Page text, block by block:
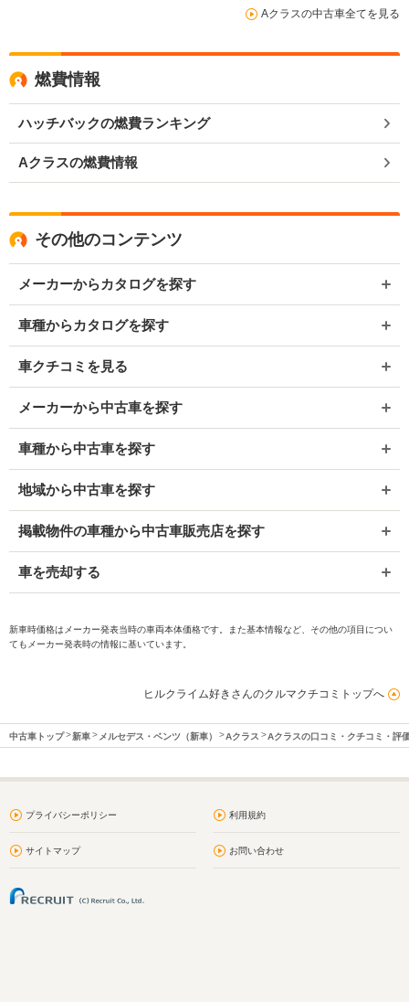
Aクラスの中古車全てを見る
燃費情報
ハッチバックの燃費ランキング
Aクラスの燃費情報
その他のコンテンツ
メーカーからカタログを探す
車種からカタログを探す
車クチコミを見る
メーカーから中古車を探す
車種から中古車を探す
地域から中古車を探す
掲載物件の車種から中古車販売店を探す
車を売却する
新車時価格はメーカー発表当時の車両本体価格です。また基本情報など、その他の項目につい
てもメーカー発表時の情報に基いています。
ヒルクライム好きさんのクルマクチコミトップへ
中古車トップ 新車 メルセデス・ベンツ（新車） Aクラス Aクラスの口コミ・クチコミ・評
プライバシーポリシー 利用規約
サイトマップ お問い合わせ